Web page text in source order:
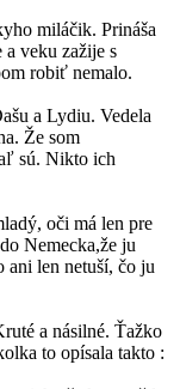
miláčik. Prináša
veku zažije s
robiť nemalo.
a Lydiu. Vedela
Že som
sú. Nikto ich
oči má len pre
Nemecka,že ju
ani len netuší, čo ju
a násilné. Ťažko
to opísala takto :